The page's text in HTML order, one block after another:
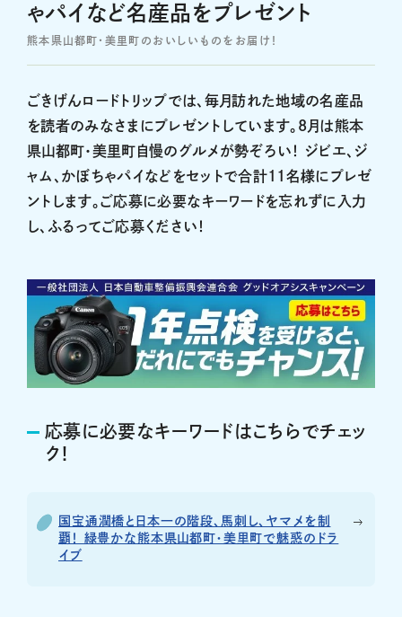
ゃパイなど名産品をプレゼント
熊本県山都町・美里町のおいしいものをお届け！
ごきげんロードトリップでは、毎月訪れた地域の名産品
を読者のみなさまにプレゼントしています。8月は熊本
県山都町・美里町自慢のグルメが勢ぞろい！ ジビエ、ジ
ャム、かぼちゃパイなどをセットで合計11名様にプレゼ
ントします。ご応募に必要なキーワードを忘れずに入力
し、ふるってご応募ください！
応募に必要なキーワードはこちらでチェッ
ク！
国宝通潤橋と日本一の階段、馬刺し、ヤマメを制
覇！ 緑豊かな熊本県山都町・美里町で魅惑のドラ
イブ